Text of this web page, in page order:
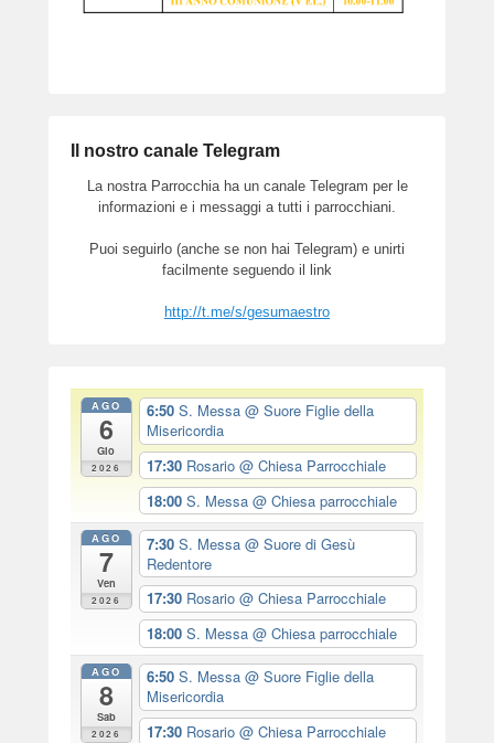
Il nostro canale Telegram
La nostra Parrocchia ha un canale Telegram per le
informazioni e i messaggi a tutti i parrocchiani.
Puoi seguirlo (anche se non hai Telegram) e unirti
facilmente seguendo il link
http://t.me/s/gesumaestro
AGO
6
Gio
2026
6:50 S. Messa @ Suore Figlie della
Misericordia
17:30 Rosario @ Chiesa Parrocchiale
18:00 S. Messa @ Chiesa parrocchiale
AGO
7
Ven
2026
7:30 S. Messa @ Suore di Gesù
Redentore
17:30 Rosario @ Chiesa Parrocchiale
18:00 S. Messa @ Chiesa parrocchiale
AGO
8
Sab
2026
6:50 S. Messa @ Suore Figlie della
Misericordia
17:30 Rosario @ Chiesa Parrocchiale